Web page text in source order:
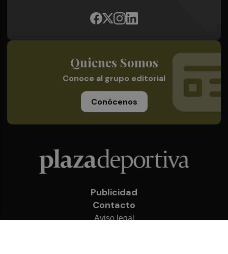
Quienes Somos
Conoce al grupo editorial
Conócenos
Publicidad
Contacto
Aviso legal